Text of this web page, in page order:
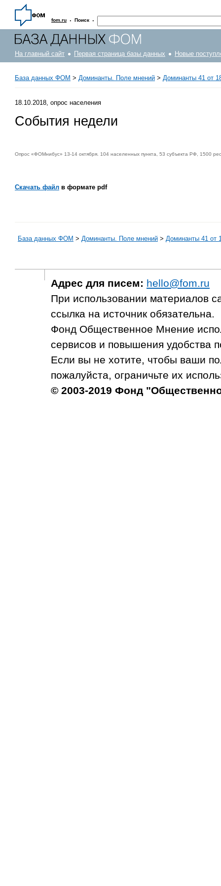
fom.ru · Поиск ·
На главный сайт Первая страница базы данных Новые
База данных ФОМ > Доминанты. Поле мнений > Доминанты 41 от
18.10.2018, опрос населения
События недели
Опрос «ФОМнибус» 13-14 октября. 104 населенных пункта, 53 субъекта РФ, 1500
Скачать файл в формате pdf
База данных ФОМ > Доминанты. Поле мнений > Доминанты 41 от
Адрес для писем: hello@fom.ru
При использовании материалов
ссылка на источник обязательна.
Фонд Общественное Мнение
сервисов и повышения удобства
Если вы не хотите, чтобы ваши
пожалуйста, ограничьте их
© 2003-2019 Фонд